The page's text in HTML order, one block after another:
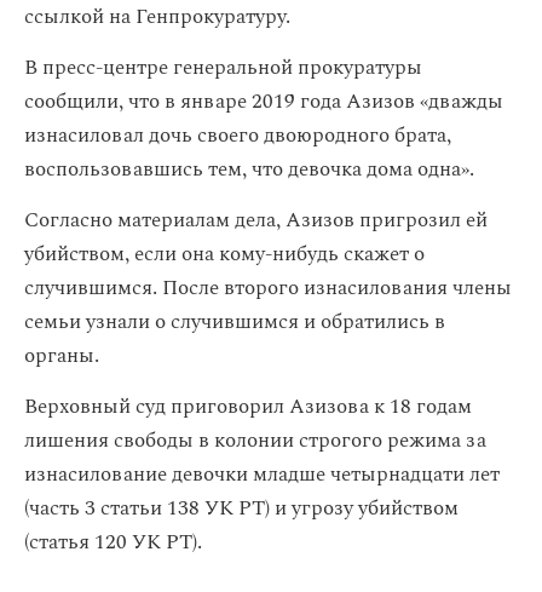
ссылкой на Генпрокуратуру.
В пресс-центре генеральной прокуратуры
сообщили, что в январе 2019 года Азизов «дважды
изнасиловал дочь своего двоюродного брата,
воспользовавшись тем, что девочка дома одна».
Согласно материалам дела, Азизов пригрозил ей
убийством, если она кому-нибудь скажет о
случившимся. После второго изнасилования члены
семьи узнали о случившимся и обратились в
органы.
Верховный суд приговорил Азизова к 18 годам
лишения свободы в колонии строгого режима за
изнасилование девочки младше четырнадцати лет
(часть 3 статьи 138 УК РТ) и угрозу убийством
(статья 120 УК РТ).